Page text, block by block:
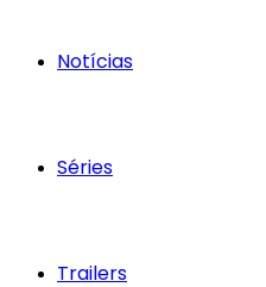
Notícias
Séries
Trailers